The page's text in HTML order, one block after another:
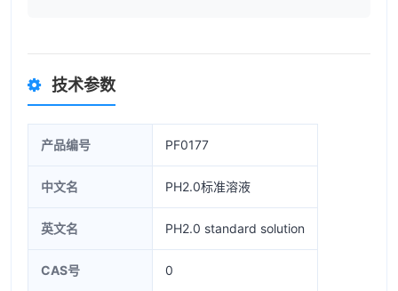
技术参数
产品编号 PF0177
中文名 PH2.0标准溶液
英文名 PH2.0 standard solution
CAS号 0